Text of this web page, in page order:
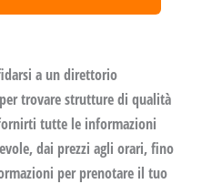
a un direttorio
trovare strutture di qualità
tutte le informazioni
dai prezzi agli orari, fino
per prenotare il tuo